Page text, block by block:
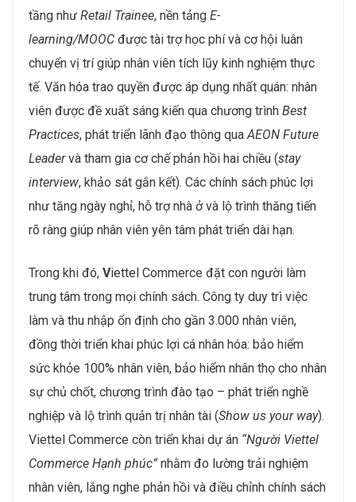
tầng như Retail Trainee, nền tảng E-
learning/MOOC được tài trợ học phí và cơ hội luân
chuyển vị trí giúp nhân viên tích lũy kinh nghiệm thực
tế. Văn hóa trao quyền được áp dụng nhất quán: nhân
viên được đề xuất sáng kiến qua chương trình Best
Practices, phát triển lãnh đạo thông qua AEON Future
Leadervà tham gia cơ chế phản hồi hai chiều (stay
interview, khảo sát gắn kết). Các chính sách phúc lợi
như tăng ngày nghỉ, hỗ trợ nhà ở và lộ trình thăng tiến
rõ ràng giúp nhân viên yên tâm phát triển dài hạn.
Trong khi đó, Viettel Commerce đặt con người làm
trung tâm trong mọi chính sách. Công ty duy trì việc
làm và thu nhập ổn định cho gần 3.000 nhân viên,
đồng thời triển khai phúc lợi cá nhân hóa: bảo hiểm
sức khỏe 100% nhân viên, bảo hiểm nhân thọ cho nhân
sự chủ chốt, chương trình đào tạo – phát triển nghề
nghiệp và lộ trình quản trị nhân tài (Show us your way).
Viettel Commerce còn triển khai dự án “Người Viettel
Commerce Hạnh phúc” nhằm đo lường trải nghiệm
nhân viên, lắng nghe phản hồi và điều chỉnh chính sách